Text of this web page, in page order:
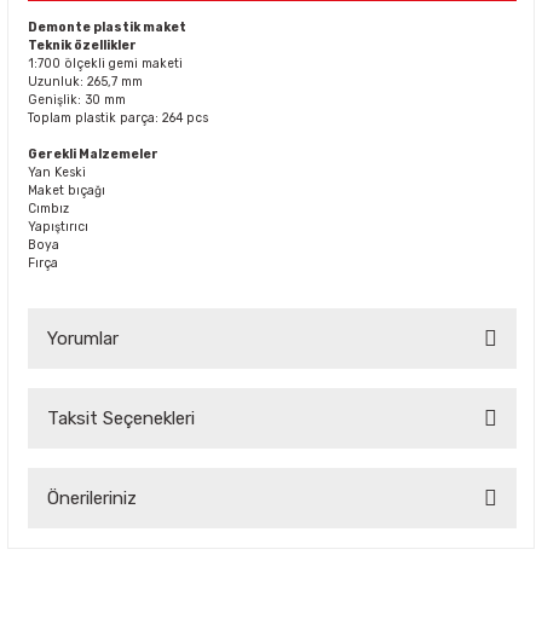
Demonte plastik maket
Teknik özellikler
1:700 ölçekli gemi maketi
Uzunluk: 265,7 mm
Genişlik: 30 mm
Toplam plastik parça: 264 pcs
Gerekli Malzemeler
Yan Keski
Maket bıçağı
Cımbız
Yapıştırıcı
Boya
Fırça
Yorumlar
Taksit Seçenekleri
Önerileriniz